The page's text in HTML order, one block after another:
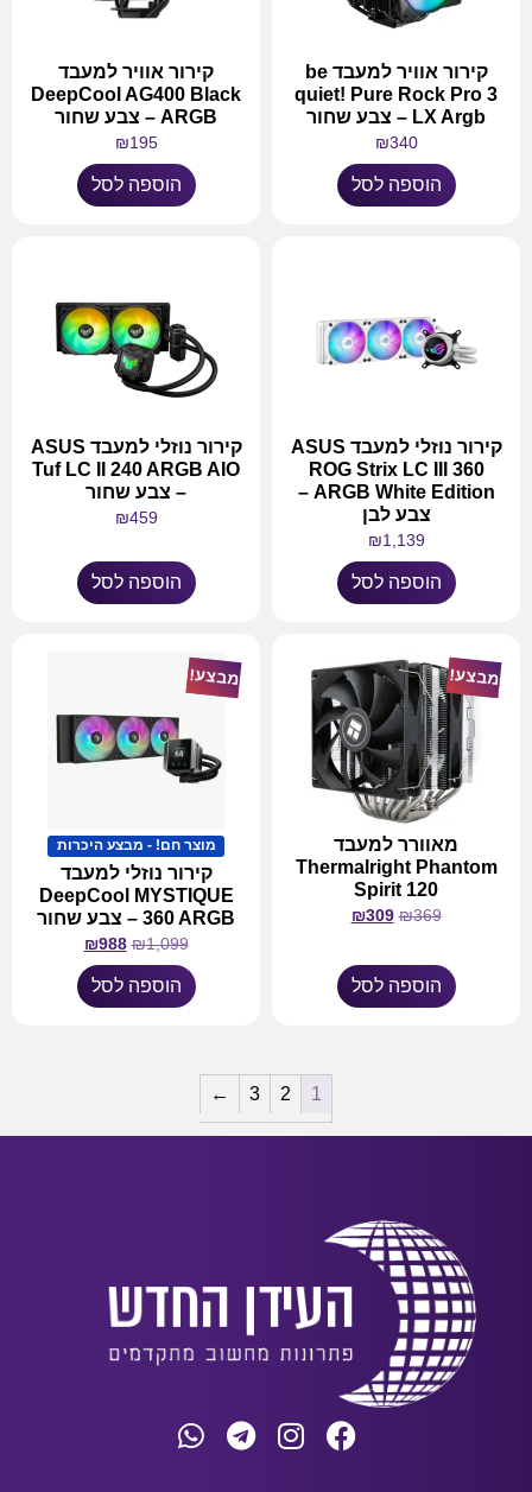
קירור אוויר למעבד be
quiet! Pure Rock Pro 3
LX Argb – צבע שחור
₪340
הוספה לסל
קירור אוויר למעבד
DeepCool AG400 Black
ARGB – צבע שחור
₪195
הוספה לסל
קירור נוזלי למעבד ASUS
ROG Strix LC III 360
ARGB White Edition –
צבע לבן
₪1,139
הוספה לסל
קירור נוזלי למעבד ASUS
Tuf LC II 240 ARGB AIO
– צבע שחור
₪459
הוספה לסל
מבצע!
מאוורר למעבד
Thermalright Phantom
Spirit 120
₪369
₪309
הוספה לסל
מבצע!
מוצר חם! - מבצע היכרות
קירור נוזלי למעבד
DeepCool MYSTIQUE
360 ARGB – צבע שחור
₪1,099
₪988
הוספה לסל
1
2
3
←